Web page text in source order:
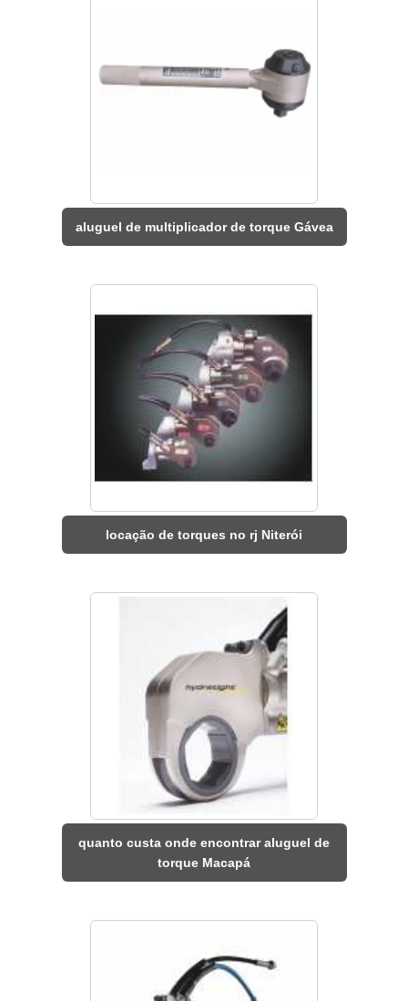
aluguel de multiplicador de torque Gávea
locação de torques no rj Niterói
quanto custa onde encontrar aluguel de
torque Macapá